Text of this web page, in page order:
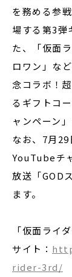
を務める参
場する第3弾
た、「仮面
ロワン」な
念コラボ！
るギフトコ
ャンペーン
なお、7月
YouTubeチ
放送「GOD
ます。
「仮面ライ
サイト：
rider-3rd/